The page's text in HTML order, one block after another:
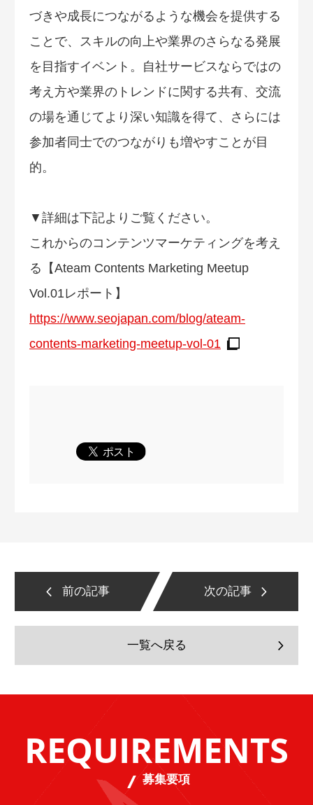
づきや成長につながるような機会を提供する
ことで、スキルの向上や業界のさらなる発展
を目指すイベント。自社サービスならではの
考え方や業界のトレンドに関する共有、交流
の場を通じてより深い知識を得て、さらには
参加者同士でのつながりも増やすことが目
的。
▼詳細は下記よりご覧ください。
これからのコンテンツマーケティングを考え
る【Ateam Contents Marketing Meetup
Vol.01レポート】
https://www.seojapan.com/blog/ateam-
contents-marketing-meetup-vol-01
前の記事 次の記事
一覧へ戻る
REQUIREMENTS
募集要項